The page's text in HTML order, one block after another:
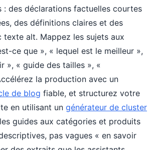
: des déclarations factuelles courtes
des définitions claires et des
texte alt. Mappez les sujets aux
ce que », « lequel est le meilleur »,
», « guide des tailles », «
la production avec un
de blog fiable, et structurez votre
en utilisant un générateur de cluster
guides aux catégories et produits
pas vagues « en savoir